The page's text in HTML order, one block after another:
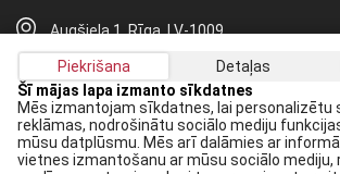
Augšiela 1, Rīga, LV-1009
lhf@lhf.lv
+371 67565614
Saņem jaunākās ziņas savā E-pastā:
Piekrišana Detaļas
Šī mājas lapa izmanto sīkdatnes
Mēs izmantojam sīkdatnes, lai personalizētu
reklāmas, nodrošinātu sociālo mediju
mūsu datplūsmu. Mēs arī dalāmies ar
vietnes izmantošanu ar mūsu sociālo mediju,